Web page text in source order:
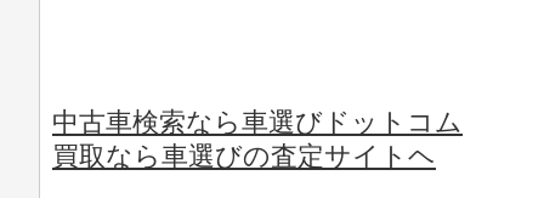
中古車検索なら車選びドットコム
買取なら車選びの査定サイトヘ